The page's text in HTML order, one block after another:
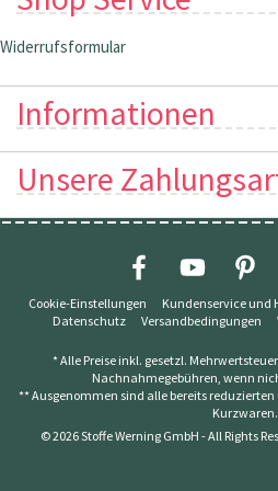
Widerrufsformular
Informationen
Unsere
Cookie-Einstellungen Kundenservice und
Datenschutz
Versandbedingungen
* Alle Preise inkl. gesetzl.
Nachnahmegebühren, wenn
** Ausgenommen sind alle bereits
Kurzwaren.
© 2026 Stoffe Werning GmbH - All Rights